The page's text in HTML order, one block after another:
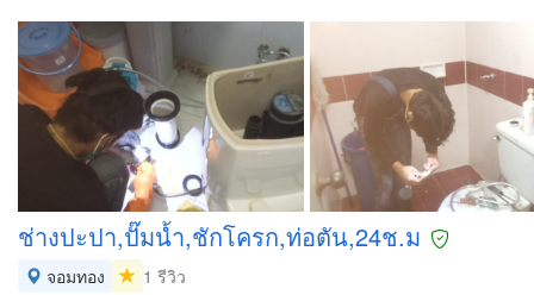
ช่างปะปา,ปั๊มน้ำ,ชักโครก,ท่อตัน,24ช.ม
จอมทอง
1 รีวิว